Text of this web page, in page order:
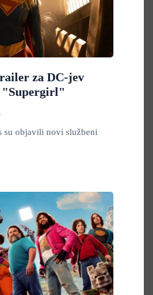
za DC-jev
"Supergirl"
su objavili novi službeni